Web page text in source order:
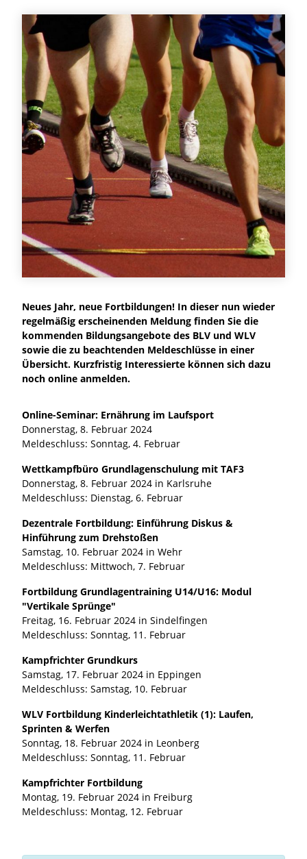
Neues Jahr, neue Fortbildungen! In dieser nun wieder
regelmäßig erscheinenden Meldung finden Sie die
kommenden Bildungsangebote des BLV und WLV
sowie die zu beachtenden Meldeschlüsse in einer
Übersicht. Kurzfristig Interessierte können sich dazu
noch online anmelden.
Online-Seminar: Ernährung im Laufsport
Donnerstag, 8. Februar 2024
Meldeschluss: Sonntag, 4. Februar
Wettkampfbüro Grundlagenschulung mit TAF3
Donnerstag, 8. Februar 2024 in Karlsruhe
Meldeschluss: Dienstag, 6. Februar
Dezentrale Fortbildung: Einführung Diskus &
Hinführung zum Drehstoßen
Samstag, 10. Februar 2024 in Wehr
Meldeschluss: Mittwoch, 7. Februar
Fortbildung Grundlagentraining U14/U16: Modul
"Vertikale Sprünge"
Freitag, 16. Februar 2024 in Sindelfingen
Meldeschluss: Sonntag, 11. Februar
Kampfrichter Grundkurs
Samstag, 17. Februar 2024 in Eppingen
Meldeschluss: Samstag, 10. Februar
WLV Fortbildung Kinderleichtathletik (1): Laufen,
Sprinten & Werfen
Sonntag, 18. Februar 2024 in Leonberg
Meldeschluss: Sonntag, 11. Februar
Kampfrichter Fortbildung
Montag, 19. Februar 2024 in Freiburg
Meldeschluss: Montag, 12. Februar